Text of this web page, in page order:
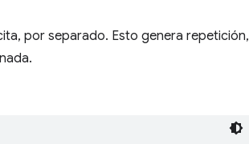
por separado. Esto genera repetición,